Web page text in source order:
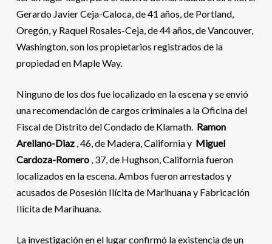
Gerardo Javier Ceja-Caloca, de 41 años, de Portland,
Oregón, y Raquel Rosales-Ceja, de 44 años, de Vancouver,
Washington, son los propietarios registrados de la
propiedad en Maple Way.
Ninguno de los dos fue localizado en la escena y se envió
una recomendación de cargos criminales a la Oficina del
Fiscal de Distrito del Condado de Klamath. Ramon
Arellano-Diaz, 46, de Madera, California y Miguel
Cardoza-Romero, 37, de Hughson, California fueron
localizados en la escena. Ambos fueron arrestados y
acusados ​​de Posesión Ilícita de Marihuana y Fabricación
Ilícita de Marihuana.
La investigación en el lugar confirmó la existencia de un